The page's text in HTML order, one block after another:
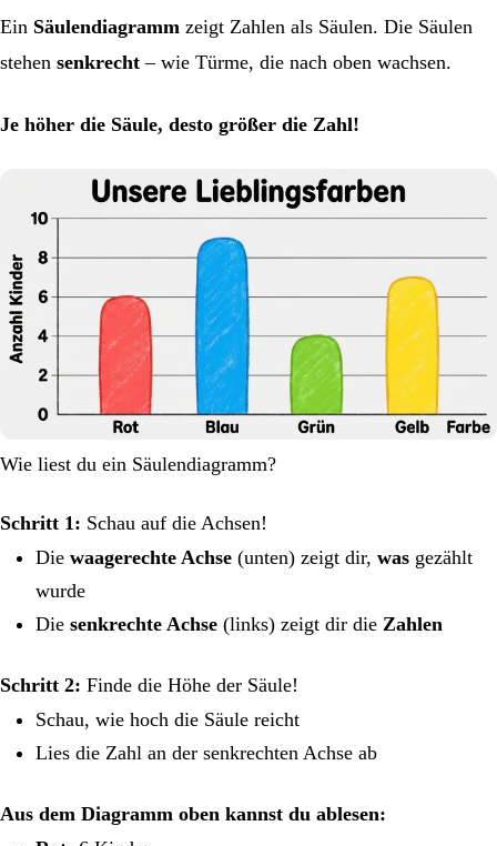
Ein Säulendiagramm zeigt Zahlen als Säulen. Die Säulen
stehen senkrecht – wie Türme, die nach oben wachsen.
Je höher die Säule, desto größer die Zahl!
Wie liest du ein Säulendiagramm?
Schritt 1: Schau auf die Achsen!
Die waagerechte Achse (unten) zeigt dir, was gezählt
wurde
Die senkrechte Achse (links) zeigt dir die Zahlen
Schritt 2: Finde die Höhe der Säule!
Schau, wie hoch die Säule reicht
Lies die Zahl an der senkrechten Achse ab
Aus dem Diagramm oben kannst du ablesen: